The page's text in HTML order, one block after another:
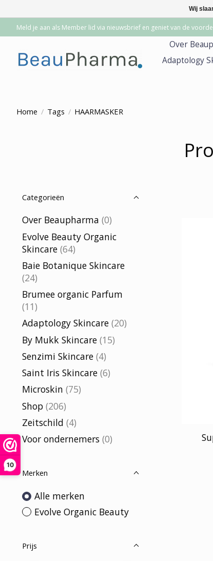
10
Meld je aan als Member lid via nieuwsbrief en geniet van de
Over
Adaptology
Home / Tags / HAARMASKER
Categorieën
Over Beaupharma (0)
Evolve Beauty Organic
Skincare (64)
Baie Botanique Skincare
(24)
Brumee organic Parfum
(11)
Adaptology Skincare (20)
By Mukk Skincare (15)
Senzimi Skincare (4)
Saint Iris Skincare (6)
Microskin (75)
Shop (206)
Zeitschild (4)
Voor ondernemers (0)
Merken
Alle merken
Evolve Organic Beauty
Prijs
Wij